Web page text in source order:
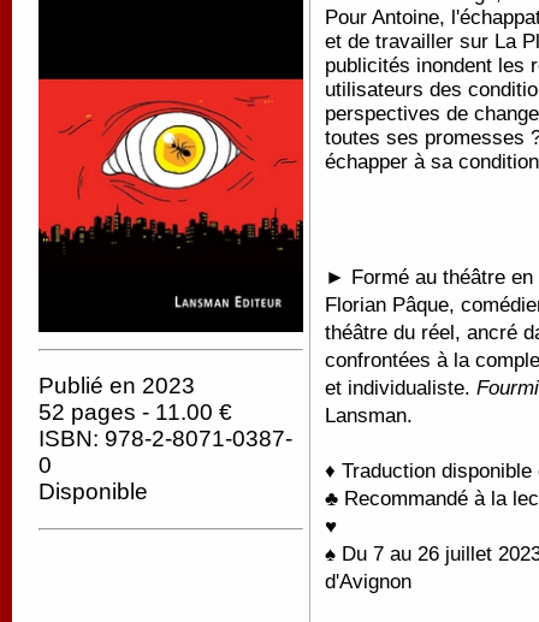
Publié en 2023
52 pages - 11.00 €
ISBN: 978-2-8071-0387-
0
Disponible
Pour Antoine,
et de travailler sur La
publicités inondent les
utilisateurs des
perspectives de
toutes ses promesses
échapper à sa
► Formé au théâtre
Florian Pâque,
théâtre du réel, ancré
confrontées à la
et individualiste.
Lansman.
♦ Traduction
♣ Recommandé à la
♥
♠ Du 7 au 26 juillet
d'Avignon